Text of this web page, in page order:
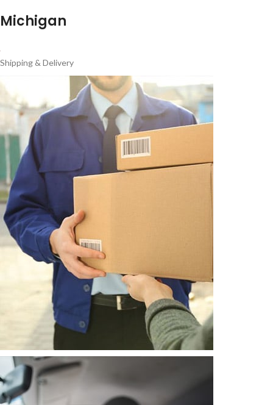
Michigan
Shipping & Delivery